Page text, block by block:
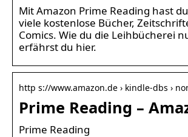
Mit Amazon Prime Reading hast
viele kostenlose Bücher,
Comics. Wie du die Leihbücherei
erfährst du hier.
http s://www.amazon.de › kindle-dbs ›
Prime Reading –
Prime Reading